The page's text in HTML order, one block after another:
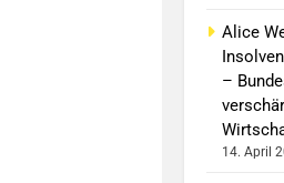
Alice
–
14. April